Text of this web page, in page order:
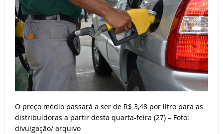
O preço médio passará a ser de R$ 3,48 por litro para as
distribuidoras a partir desta quarta-feira (27) – Foto:
divulgação/ arquivo